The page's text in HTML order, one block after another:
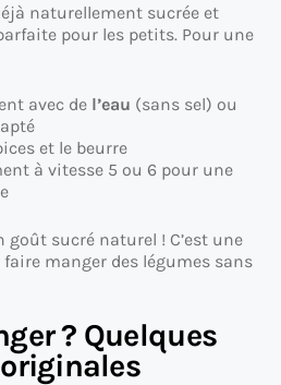
naturellement sucrée et
pour les petits. Pour une
avec de l’eau (sans sel) ou
et le beurre
à vitesse 5 ou 6 pour une
goût sucré naturel ! C’est une
manger des légumes sans
? Quelques